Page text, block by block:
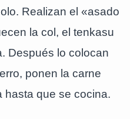
Realizan el «asado
la col, el tenkasu
Después lo colocan
ponen la carne
hasta que se cocina.